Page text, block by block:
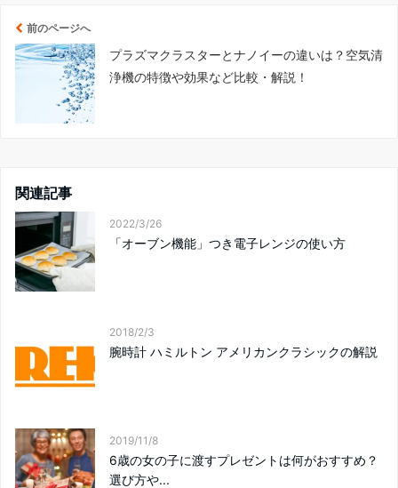
前のページへ
プラズマクラスターとナノイーの違いは？空気清
浄機の特徴や効果など比較・解説！
関連記事
2022/3/26
「オーブン機能」つき電子レンジの使い方
2018/2/3
腕時計 ハミルトン アメリカンクラシックの解説
2019/11/8
6歳の女の子に渡すプレゼントは何がおすすめ？
選び方や...